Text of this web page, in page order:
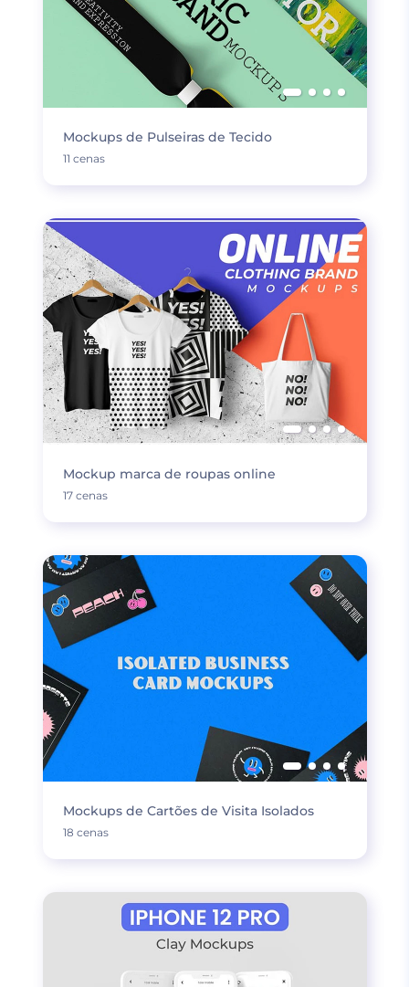
Mockups de Pulseiras de Tecido
11 cenas
Mockup marca de roupas online
17 cenas
Mockups de Cartões de Visita Isolados
18 cenas